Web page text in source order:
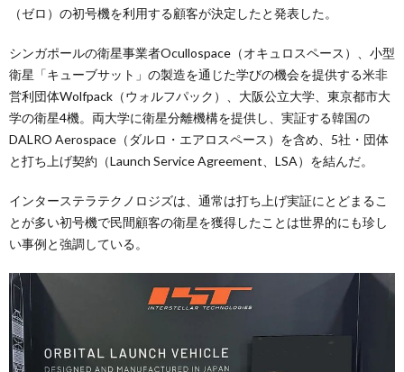
（ゼロ）の初号機を利用する顧客が決定したと発表した。
シンガポールの衛星事業者Ocullospace（オキュロスペース）、小型
衛星「キューブサット」の製造を通じた学びの機会を提供する米非
営利団体Wolfpack（ウォルフパック）、大阪公立大学、東京都市大
学の衛星4機。両大学に衛星分離機構を提供し、実証する韓国の
DALRO Aerospace（ダルロ・エアロスペース）を含め、5社・団体
と打ち上げ契約（Launch Service Agreement、LSA）を結んだ。
インターステラテクノロジズは、通常は打ち上げ実証にとどまるこ
とが多い初号機で民間顧客の衛星を獲得したことは世界的にも珍し
い事例と強調している。